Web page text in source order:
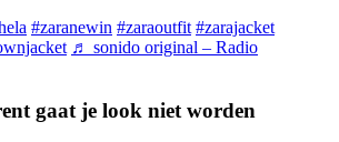
#zaranewin #zaraoutfit #zarajacket
♬ sonido original – Radio
gaat je look niet worden